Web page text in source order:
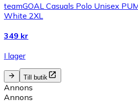
teamGOAL Casuals Polo Unisex
White 2XL
349 kr
I lager
Till butik
Annons
Annons